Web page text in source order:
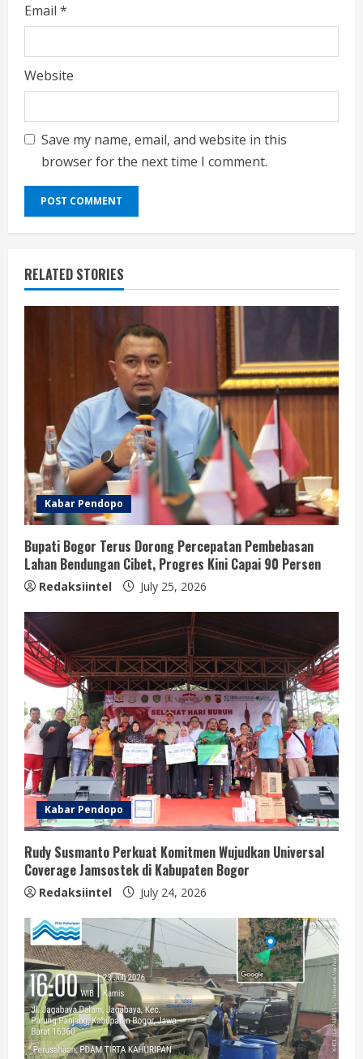
Email *
Website
Save my name, email, and website in this
browser for the next time I comment.
RELATED STORIES
Kabar Pendopo
Bupati Bogor Terus Dorong Percepatan Pembebasan
Lahan Bendungan Cibet, Progres Kini Capai 90 Persen
Redaksiintel July 25, 2026
Kabar Pendopo
Rudy Susmanto Perkuat Komitmen Wujudkan Universal
Coverage Jamsostek di Kabupaten Bogor
Redaksiintel July 24, 2026